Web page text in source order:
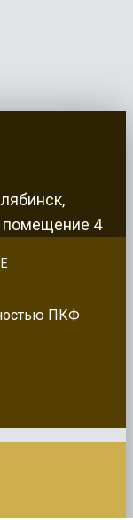
помещение 4
ПКФ